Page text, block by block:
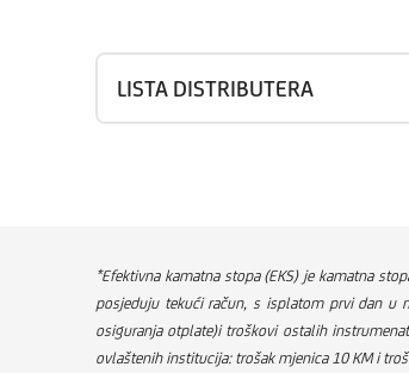
LISTA DISTRIBUTERA
*Efektivna kamatna stopa (EKS) je kamatna
posjeduju tekući račun, s isplatom prvi dan u
osiguranja otplate)i troškovi ostalih
ovlaštenih institucija: trošak mjenica 10 KM i